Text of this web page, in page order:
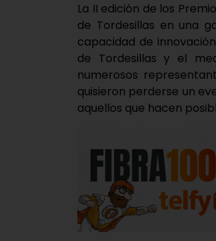
La II edición de los
de Tordesillas en una
capacidad de
de Tordesillas y el
numerosos
quisieron perderse un
aquellos que hacen